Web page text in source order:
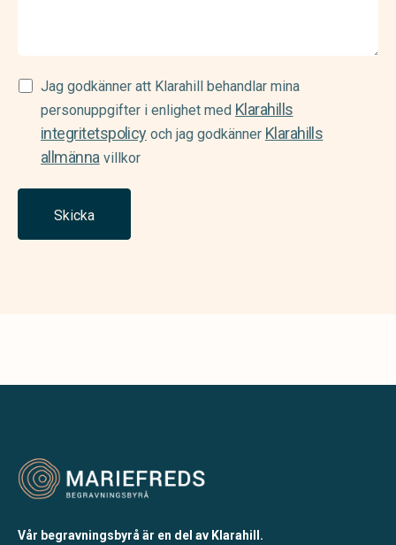
Samtycke
(Required)
Jag godkänner att Klarahill behandlar mina
personuppgifter i enlighet med Klarahills
integritetspolicyoch jag godkänner Klarahills
allmännavillkor
Skicka
Vår begravningsbyrå är en del av Klarahill.